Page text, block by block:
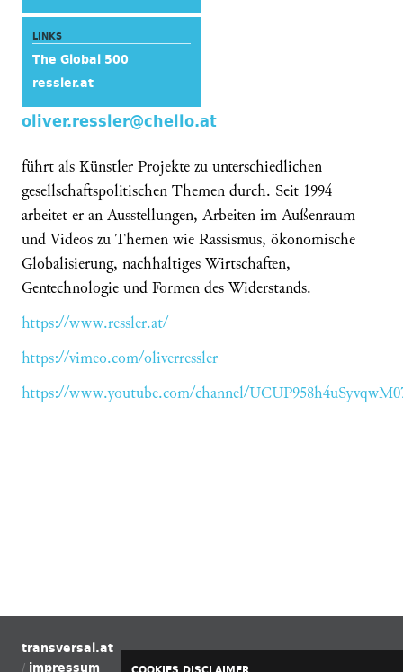
LINKS
The Global 500
ressler.at
oliver.ressler@chello.at
führt als Künstler Projekte zu unterschiedlichen
gesellschaftspolitischen Themen durch. Seit 1994
arbeitet er an Ausstellungen, Arbeiten im Außenraum
und Videos zu Themen wie Rassismus, ökonomische
Globalisierung, nachhaltiges Wirtschaften,
Gentechnologie und Formen des Widerstands.
https://www.ressler.at/
https://vimeo.com/oliverressler
https://www.youtube.com/channel/
transversal.at
impressum